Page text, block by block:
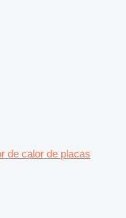
de calor de placas